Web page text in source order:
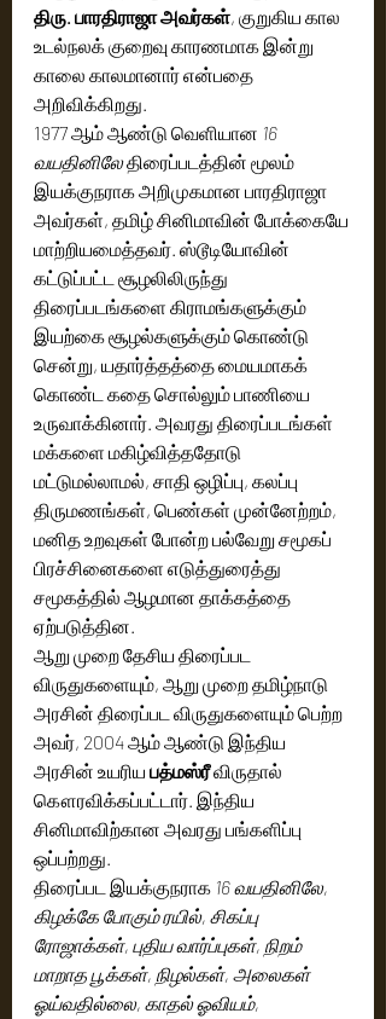
திரு. பாரதிராஜா அவர்கள், குறுகிய கால
உடல்நலக் குறைவு காரணமாக இன்று
காலை காலமானார் என்பதை
அறிவிக்கிறது.
1977 ஆம் ஆண்டு வெளியான 16
வயதினிலே திரைப்படத்தின் மூலம்
இயக்குநராக அறிமுகமான பாரதிராஜா
அவர்கள், தமிழ் சினிமாவின் போக்கையே
மாற்றியமைத்தவர். ஸ்டூடியோவின்
கட்டுப்பட்ட சூழலிலிருந்து
திரைப்படங்களை கிராமங்களுக்கும்
இயற்கை சூழல்களுக்கும் கொண்டு
சென்று, யதார்த்தத்தை மையமாகக்
கொண்ட கதை சொல்லும் பாணியை
உருவாக்கினார். அவரது திரைப்படங்கள்
மக்களை மகிழ்வித்ததோடு
மட்டுமல்லாமல், சாதி ஒழிப்பு, கலப்பு
திருமணங்கள், பெண்கள் முன்னேற்றம்,
மனித உறவுகள் போன்ற பல்வேறு சமூகப்
பிரச்சினைகளை எடுத்துரைத்து
சமூகத்தில் ஆழமான தாக்கத்தை
ஏற்படுத்தின.
ஆறு முறை தேசிய திரைப்பட
விருதுகளையும், ஆறு முறை தமிழ்நாடு
அரசின் திரைப்பட விருதுகளையும் பெற்ற
அவர், 2004 ஆம் ஆண்டு இந்திய
அரசின் உயரிய பத்மஸ்ரீ விருதால்
கௌரவிக்கப்பட்டார். இந்திய
சினிமாவிற்கான அவரது பங்களிப்பு
ஒப்பற்றது.
திரைப்பட இயக்குநராக 16 வயதினிலே,
கிழக்கே போகும் ரயில், சிகப்பு
ரோஜாக்கள், புதிய வார்ப்புகள், நிறம்
மாறாத பூக்கள், நிழல்கள், அலைகள்
ஓய்வதில்லை, காதல் ஓவியம்,